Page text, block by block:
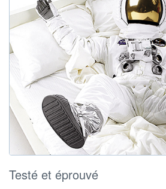
Testé et éprouvé